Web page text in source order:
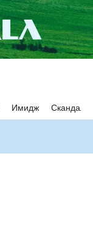
Имидж Скандалы